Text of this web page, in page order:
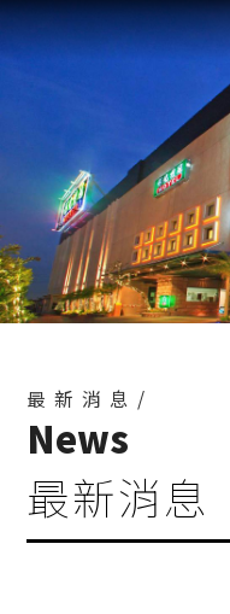
最新消息/
News
最新消息